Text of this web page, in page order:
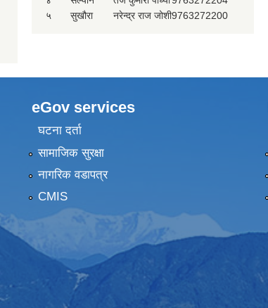
५
सुखौरा नरेन्द्र राज जोशी9763272200
eGov services
घटना दर्ता
सामाजिक सुरक्षा
नागरिक वडापत्र
CMIS